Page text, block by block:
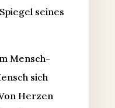
seines
Mensch-
sich
Herzen